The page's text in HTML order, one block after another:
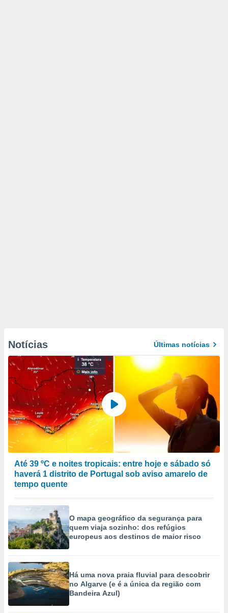
Notícias Últimas notícias
Até 39 ºC e noites tropicais: entre hoje e sábado só
haverá 1 distrito de Portugal sob aviso amarelo de
tempo quente
O mapa geográfico da segurança para
quem viaja sozinho: dos refúgios
europeus aos destinos de maior risco
Há uma nova praia fluvial para descobrir
no Algarve (e é a única da região com
Bandeira Azul)